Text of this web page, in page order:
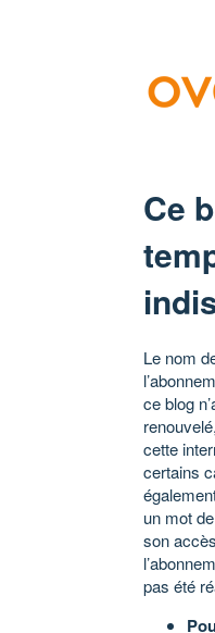
Ce
Le nom
ce blog
cette
certains
un mot
son
pas été